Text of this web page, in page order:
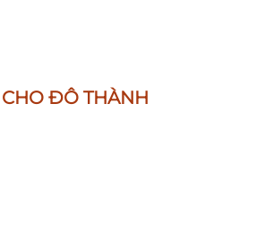
ĐÔ THÀNH